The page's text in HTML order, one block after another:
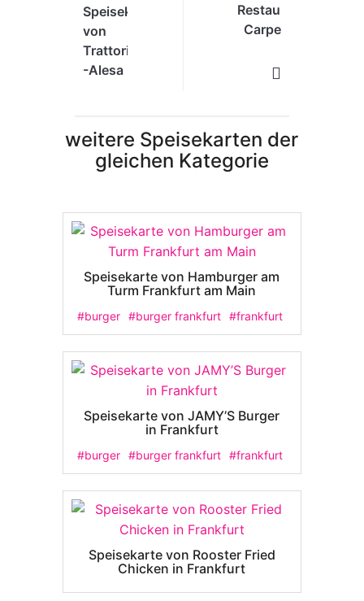
Speisekarte
von
Trattoria
-Alesa
Augsburg
Restaurant
Carpe
in
weitere Speisekarten der
gleichen Kategorie
Speisekarte von Hamburger am
Turm Frankfurt am Main
#burger #burger frankfurt #frankfurt
Speisekarte von JAMY’S Burger
in Frankfurt
#burger #burger frankfurt #frankfurt
Speisekarte von Rooster Fried
Chicken in Frankfurt